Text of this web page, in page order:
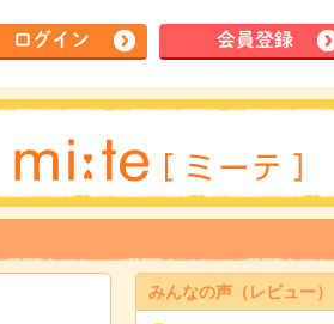
ログイン 会員登録
みんなの声（レビュー）